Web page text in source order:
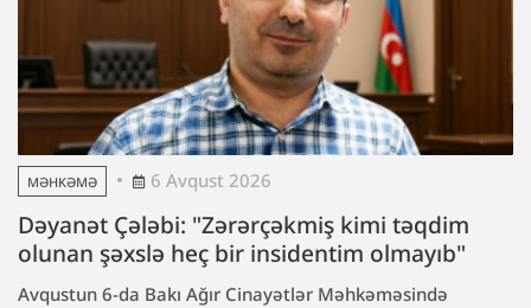
MƏHKƏMƏ 6 Avqust 2026
Dəyanət Çələbi: "Zərərçəkmiş kimi təqdim
olunan şəxslə heç bir insidentim olmayıb"
Avqustun 6-da Bakı Ağır Cinayətlər Məhkəməsində